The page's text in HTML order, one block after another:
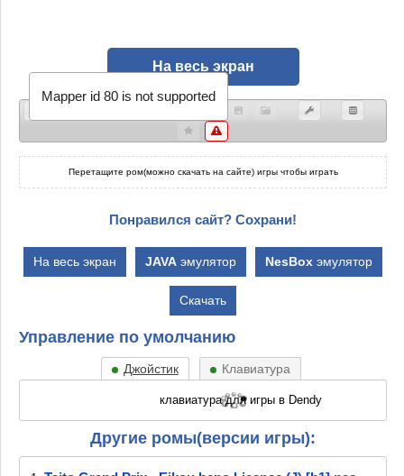
На весь экран
Перетащите ром(можно скачать на сайте) игры чтобы играть
Понравился сайт? Сохрани!
На весь экран JAVA эмулятор NesBox эмулятор
Скачать
Управление по умолчанию
Джойстик Клавиатура
Другие ромы(версии игры):
Mapper id 80 is not supported